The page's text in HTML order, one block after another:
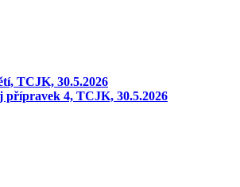
TCJK, 30.5.2026
přípravek 4, TCJK, 30.5.2026